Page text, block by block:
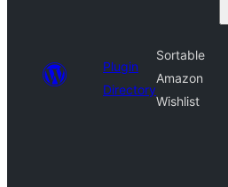
Plugin
Directory
Sortable
Amazon
Wishlist